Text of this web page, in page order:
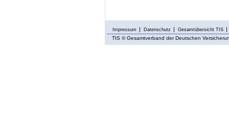
Impressum Datenschutz Gesamtübersicht TIS
TIS © Gesamtverband der Deutschen